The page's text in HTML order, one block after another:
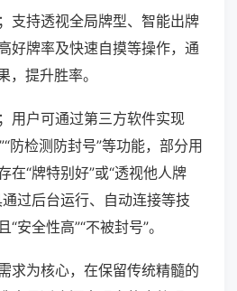
支持透视全局牌型、智能出牌
好牌率及快速自摸等操作，通
，提升胜率。
用户可通过第三方软件实现
防检测防封号”等功能，部分用
在“牌特别好”或“透视他人牌
过后台运行、自动连接等技
安全性高”“不被封号”。
求为核心，在保留传统精髓的